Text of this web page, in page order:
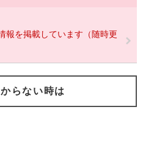
報を掲載しています（随時更
らない時は